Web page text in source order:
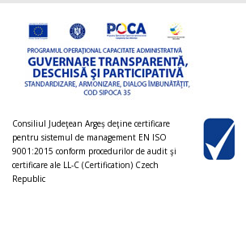
Consiliul Judeţean Argeș deţine certificare
pentru sistemul de management EN ISO
9001:2015 conform procedurilor de audit şi
certificare ale LL-C (Certification) Czech
Republic